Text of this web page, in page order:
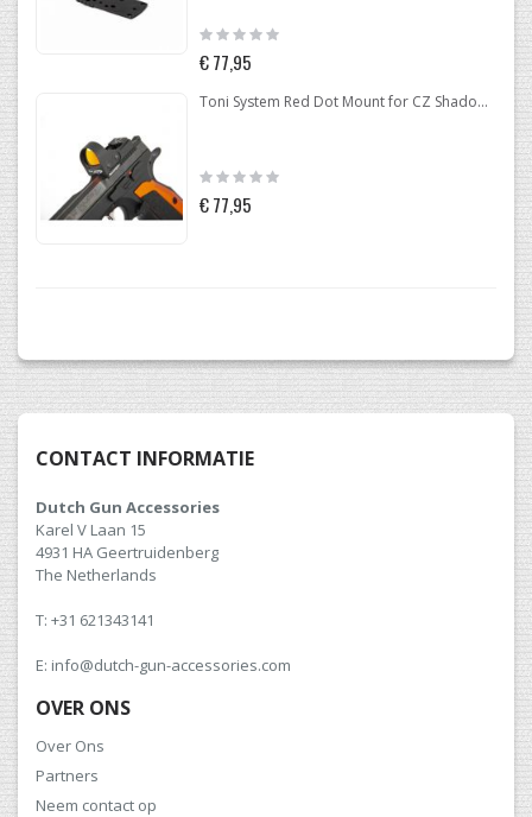
Rating:
0%
€ 77,95
Toni System Red Dot Mount for CZ Shadow 2 Optic Ready
Rating:
€ 77,95
CONTACT INFORMATIE
Dutch Gun Accessories
Karel V Laan 15
4931 HA Geertruidenberg
The Netherlands
T: +31 621343141
E: info@dutch-gun-accessories.com
OVER ONS
Over Ons
Partners
Neem contact op